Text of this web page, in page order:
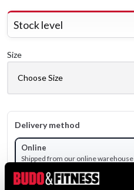
Stock level
Size
Delivery method
Online
Shipped from our online warehouse
Pick up in store